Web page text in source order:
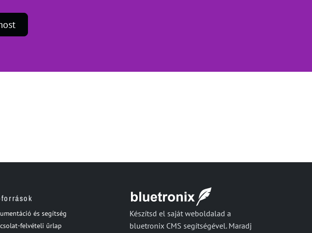
és segítség
felvételi űrlap
Készítsd el saját weboldalad a
bluetronix CMS segítségével. Maradj